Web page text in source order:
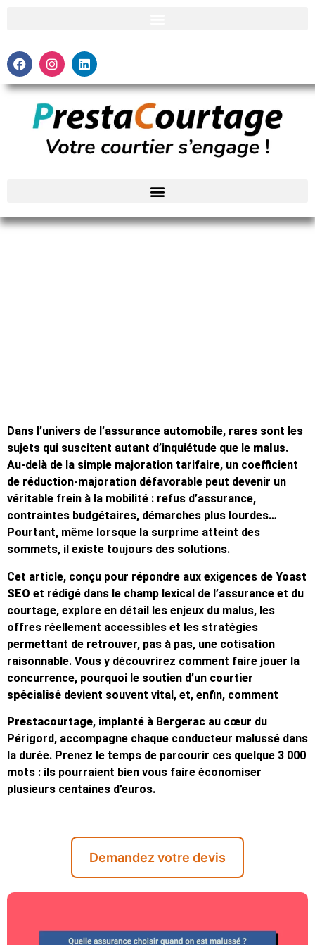
Dans l’univers de l’assurance automobile, rares sont les
sujets qui suscitent autant d’inquiétude que le malus.
Au-delà de la simple majoration tarifaire, un coefficient
de réduction-majoration défavorable peut devenir un
véritable frein à la mobilité : refus d’assurance,
contraintes budgétaires, démarches plus lourdes…
Pourtant, même lorsque la surprime atteint des
sommets, il existe toujours des solutions.
Cet article, conçu pour répondre aux exigences de Yoast
SEO et rédigé dans le champ lexical de l’assurance et du
courtage, explore en détail les enjeux du malus, les
offres réellement accessibles et les stratégies
permettant de retrouver, pas à pas, une cotisation
raisonnable. Vous y découvrirez comment faire jouer la
concurrence, pourquoi le soutien d’un courtier
spécialisé devient souvent vital, et, enfin, comment
Prestacourtage, implanté à Bergerac au cœur du
Périgord, accompagne chaque conducteur malussé dans
la durée. Prenez le temps de parcourir ces quelque 3 000
mots : ils pourraient bien vous faire économiser
plusieurs centaines d’euros.
Demandez votre devis